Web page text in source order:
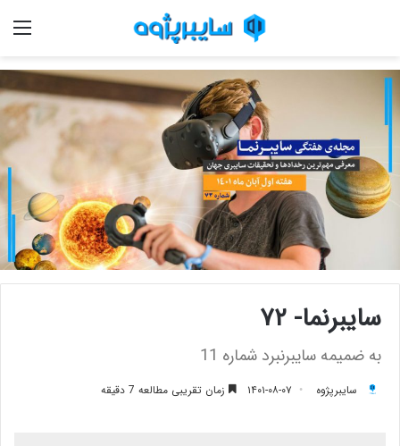
سایبرنما- ۷۲
به ضمیمه سایبرنبرد شماره 11
سایبرپژوه ۱۴۰۱-۰۸-۰۷ زمان تقریبی مطالعه 7 دقیقه